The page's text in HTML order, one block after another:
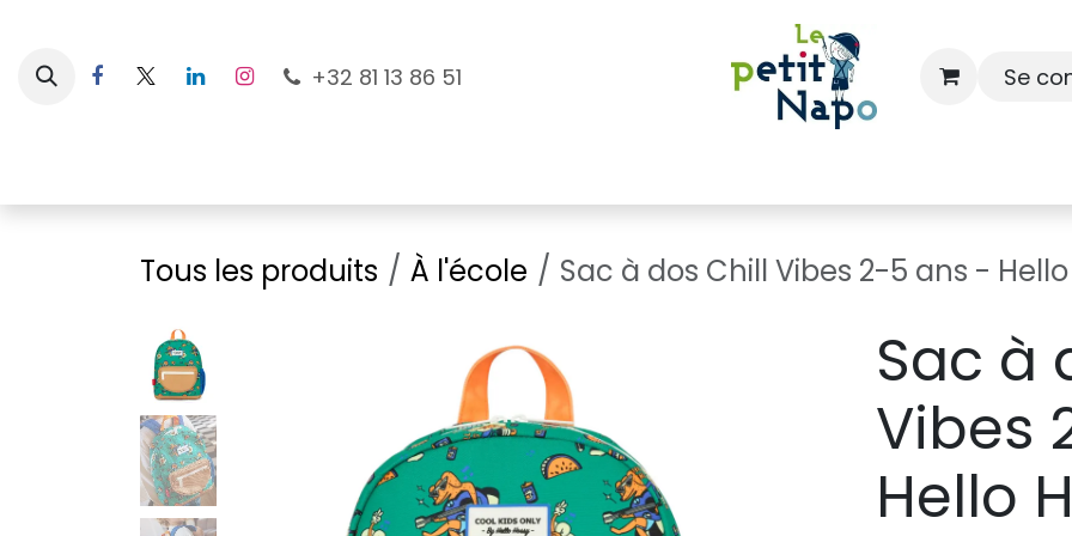
+32 81 13 86 51 Se
Tous les produits À l'école Sac à dos Chill Vibes 2-5 ans -
Sac à
Vibes
Hello